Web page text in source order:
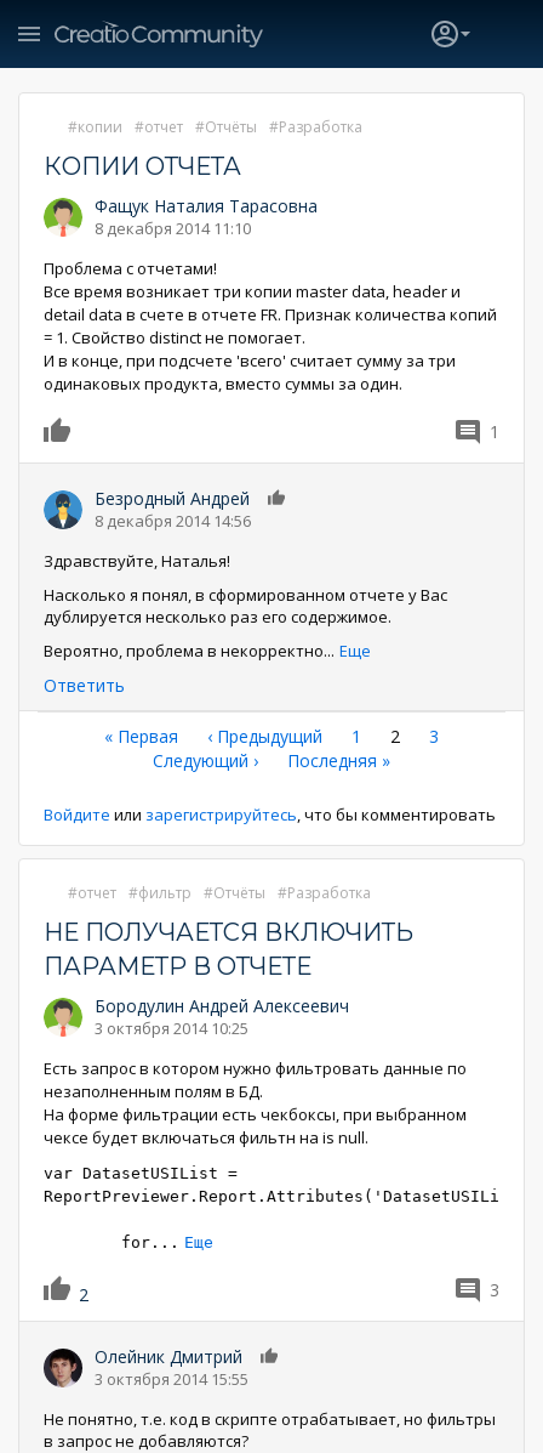
копии отчет Отчёты Разработка
КОПИИ ОТЧЕТА
Фащук Наталия Тарасовна
8 декабря 2014 11:10
Проблема с отчетами!
Все время возникает три копии master data, header и
detail data в счете в отчете FR. Признак количества копий
= 1. Свойство distinct не помогает.
И в конце, при подсчете 'всего' считает сумму за три
одинаковых продукта, вместо суммы за один.
1
Безродный Андрей
8 декабря 2014 14:56
Здравствуйте, Наталья!
Насколько я понял, в сформированном отчете у Вас
дублируется несколько раз его содержимое.
Вероятно, проблема в некорректно... Еще
Ответить
Нумерация
страниц
Первая
страница
« Первая ←
‹ Предыдущий Страница
1
Текущая
2 Страница
3
Следующая
Следующий ›
Последняя
Последняя »
Войдите или зарегистрируйтесь, что бы комментировать
отчет фильтр Отчёты Разработка
НЕ ПОЛУЧАЕТСЯ ВКЛЮЧИТЬ
ПАРАМЕТР В ОТЧЕТЕ
Бородулин Андрей Алексеевич
3 октября 2014 10:25
Есть запрос в котором нужно фильтровать данные по
незаполненным полям в БД.
На форме фильтрации есть чекбоксы, при выбранном
чексе будет включаться фильтн на is null.
var DatasetUSIList =
for ... Еще
2 3
Олейник Дмитрий
3 октября 2014 15:55
Не понятно, т.е. код в скрипте отрабатывает, но фильтры
в запрос не добавляются?